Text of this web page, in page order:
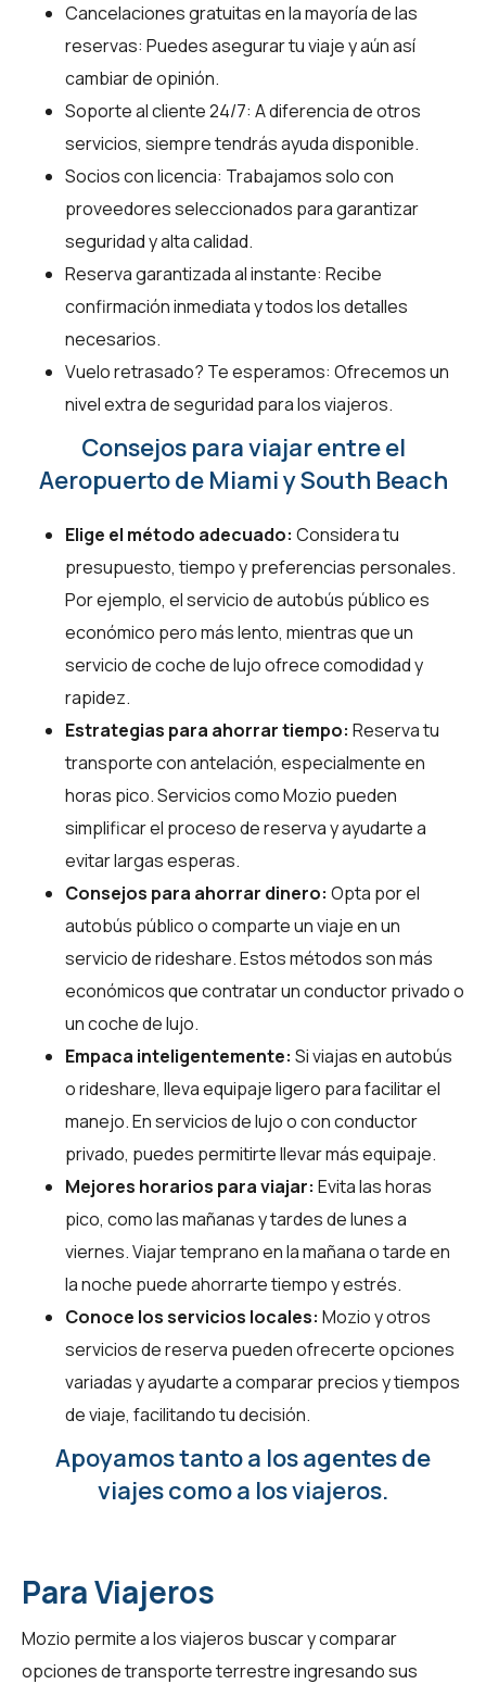
Cancelaciones gratuitas en la mayoría de las
reservas: Puedes asegurar tu viaje y aún así
cambiar de opinión.
Soporte al cliente 24/7: A diferencia de otros
servicios, siempre tendrás ayuda disponible.
Socios con licencia: Trabajamos solo con
proveedores seleccionados para garantizar
seguridad y alta calidad.
Reserva garantizada al instante: Recibe
confirmación inmediata y todos los detalles
necesarios.
Vuelo retrasado? Te esperamos: Ofrecemos un
nivel extra de seguridad para los viajeros.
Consejos para viajar entre el
Aeropuerto de Miami y South Beach
Elige el método adecuado: Considera tu
presupuesto, tiempo y preferencias personales.
Por ejemplo, el servicio de autobús público es
económico pero más lento, mientras que un
servicio de coche de lujo ofrece comodidad y
rapidez.
Estrategias para ahorrar tiempo: Reserva tu
transporte con antelación, especialmente en
horas pico. Servicios como Mozio pueden
simplificar el proceso de reserva y ayudarte a
evitar largas esperas.
Consejos para ahorrar dinero: Opta por el
autobús público o comparte un viaje en un
servicio de rideshare. Estos métodos son más
económicos que contratar un conductor privado o
un coche de lujo.
Empaca inteligentemente: Si viajas en autobús
o rideshare, lleva equipaje ligero para facilitar el
manejo. En servicios de lujo o con conductor
privado, puedes permitirte llevar más equipaje.
Mejores horarios para viajar: Evita las horas
pico, como las mañanas y tardes de lunes a
viernes. Viajar temprano en la mañana o tarde en
la noche puede ahorrarte tiempo y estrés.
Conoce los servicios locales: Mozio y otros
servicios de reserva pueden ofrecerte opciones
variadas y ayudarte a comparar precios y tiempos
de viaje, facilitando tu decisión.
Apoyamos tanto a los agentes de
viajes como a los viajeros.
Para Viajeros
Mozio permite a los viajeros buscar y comparar
opciones de transporte terrestre ingresando sus